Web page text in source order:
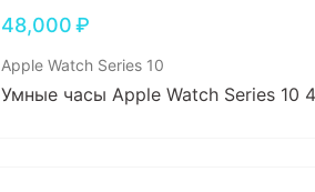
48,000₽
Apple Watch Series 10
Умные часы Apple Watch Series 10